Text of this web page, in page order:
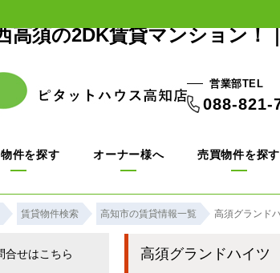
高須の2DK賃貸マンション！
営業部TEL
088-821-
件を探す オーナー様へ 売買物件を探す
賃貸物件検索 高知市の賃貸情報一覧 高須グランド
高須グランドハイ
合せはこちら